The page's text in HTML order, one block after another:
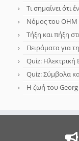
Τι σημαίνει ότι
Νόμος του OHM
Τήξη και πήξη
Πειράματα για
Quiz: Ηλεκτρική
Quiz: Σύμβολα
Η ζωή του